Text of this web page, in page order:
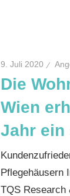
9. Juli 2020
Die
Wien
Jahr ein
Pflegehäusern
TQS Research